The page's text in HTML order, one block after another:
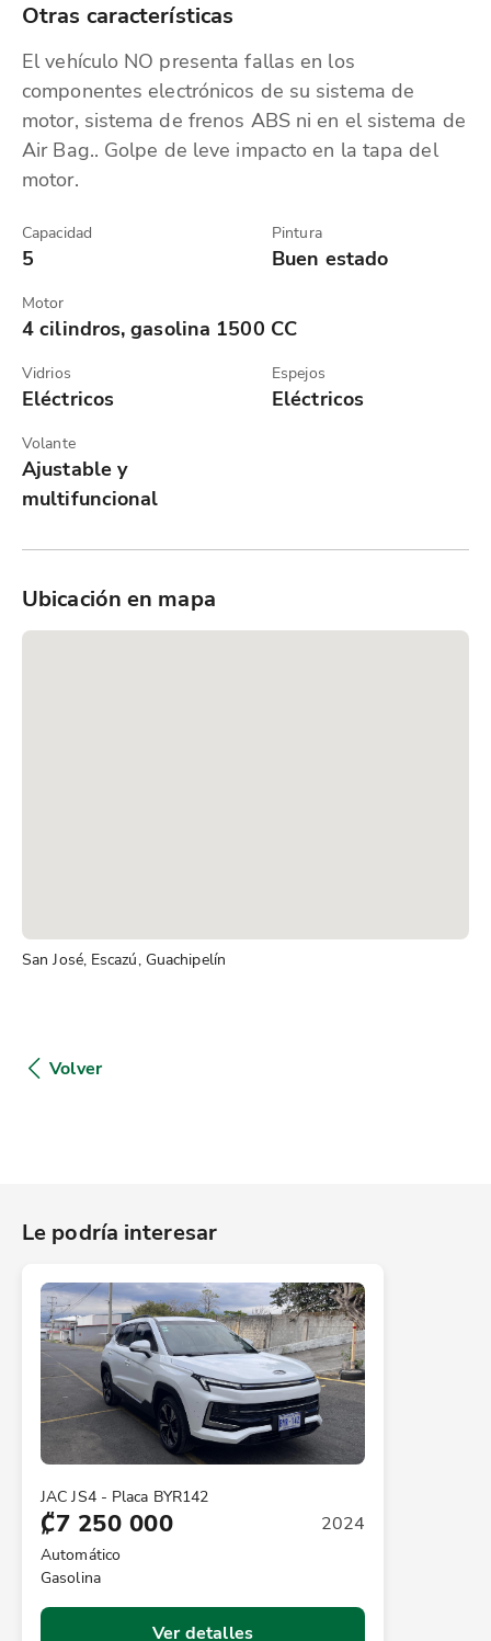
Otras características
El vehículo NO presenta fallas en los
componentes electrónicos de su sistema de
motor, sistema de frenos ABS ni en el sistema de
Air Bag.. Golpe de leve impacto en la tapa del
motor.
Capacidad
5
Pintura
Buen estado
Motor
4 cilindros, gasolina 1500 CC
Vidrios
Eléctricos
Espejos
Eléctricos
Volante
Ajustable y
multifuncional
Ubicación en mapa
San José, Escazú, Guachipelín
Volver
Le podría interesar
JAC JS4 - Placa BYR142
₡7 250 000 2024
Automático
Gasolina
Ver detalles